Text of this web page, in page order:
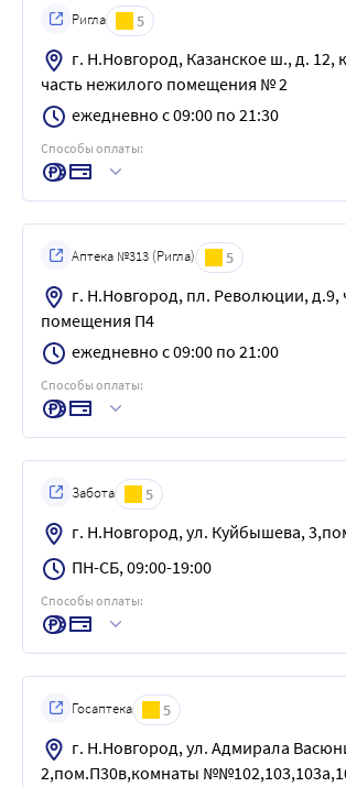
Ригла 5
г. Н.Новгород, Казанское ш., д. 12,
часть нежилого помещения № 2
ежедневно с 09:00 по 21:30
Способы оплаты:
Аптека №313 (Ригла) 5
г. Н.Новгород, пл. Революции, д.9,
помещения П4
ежедневно с 09:00 по 21:00
Способы оплаты:
Забота 5
г. Н.Новгород, ул. Куйбышева,
ПН-СБ, 09:00-19:00
Способы оплаты:
Госаптека 5
г. Н.Новгород, ул. Адмирала
2,пом.П30в,комнаты